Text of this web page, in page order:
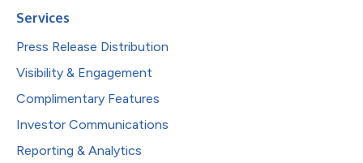
Services
Press Release Distribution
Visibility & Engagement
Complimentary Features
Investor Communications
Reporting & Analytics